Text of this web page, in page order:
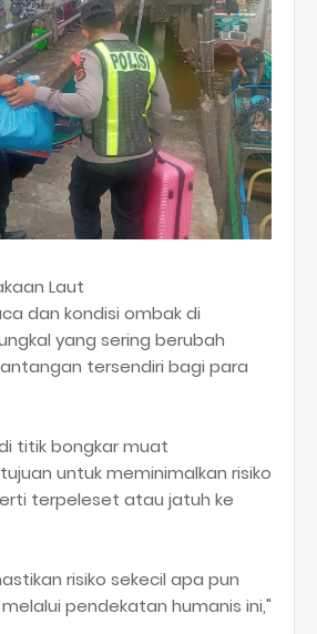
Laut
dan kondisi ombak di
yang sering berubah
tersendiri bagi para
titik bongkar muat
untuk meminimalkan risiko
terpeleset atau jatuh ke
risiko sekecil apa pun
pendekatan humanis ini,"